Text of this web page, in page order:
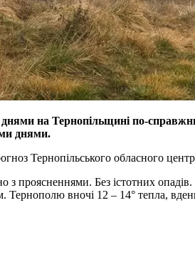
днями на Тернопільщині по-
днями.
Тернопільського обласного
з проясненнями. Без істотних
Тернополю вночі 12 – 14° тепла,